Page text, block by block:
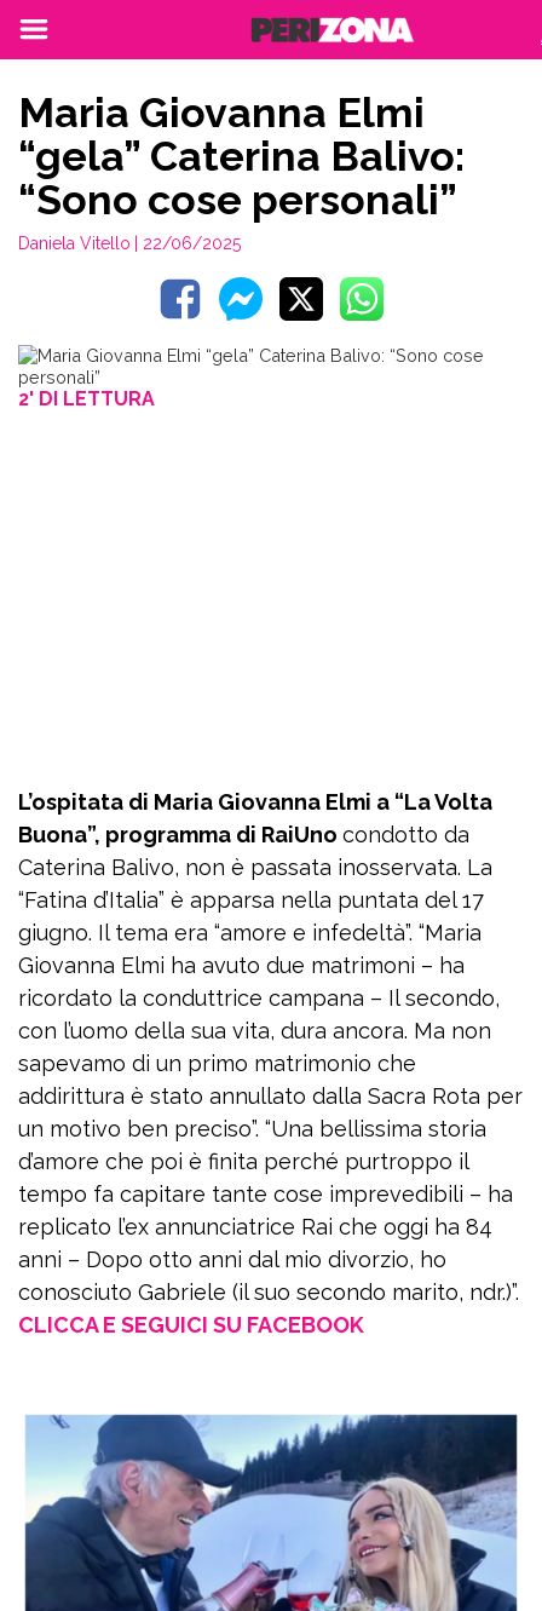
Maria Giovanna Elmi
“gela” Caterina Balivo:
“Sono cose personali”
Daniela Vitello | 22/06/2025
2' DI LETTURA
L’ospitata di Maria Giovanna Elmi a “La Volta
Buona”, programma di RaiUno condotto da
Caterina Balivo, non è passata inosservata. La
“Fatina d’Italia” è apparsa nella puntata del 17
giugno. Il tema era “amore e infedeltà”. “Maria
Giovanna Elmi ha avuto due matrimoni – ha
ricordato la conduttrice campana – Il secondo,
con l’uomo della sua vita, dura ancora. Ma non
sapevamo di un primo matrimonio che
addirittura è stato annullato dalla Sacra Rota per
un motivo ben preciso”. “Una bellissima storia
d’amore che poi è finita perché purtroppo il
tempo fa capitare tante cose imprevedibili – ha
replicato l’ex annunciatrice Rai che oggi ha 84
anni – Dopo otto anni dal mio divorzio, ho
conosciuto Gabriele (il suo secondo marito, ndr.)”.
CLICCA E SEGUICI SU FACEBOOK